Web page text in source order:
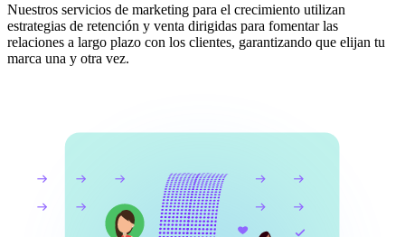
Nuestros servicios de marketing para el crecimiento utilizan
estrategias de retención y venta dirigidas para fomentar las
relaciones a largo plazo con los clientes, garantizando que elijan tu
marca una y otra vez.